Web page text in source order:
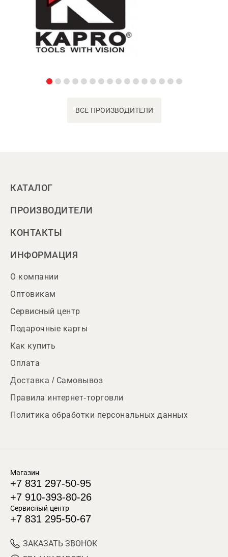
ВСЕ ПРОИЗВОДИТЕЛИ
КАТАЛОГ
ПРОИЗВОДИТЕЛИ
КОНТАКТЫ
ИНФОРМАЦИЯ
О компании
Оптовикам
Сервисный центр
Подарочные карты
Как купить
Оплата
Доставка / Самовывоз
Правила интернет-торговли
Политика обработки персональных данных
Магазин
+7 831 297-50-95
+7 910-393-80-26
Сервисный центр
+7 831 295-50-67
ЗАКАЗАТЬ ЗВОНОК